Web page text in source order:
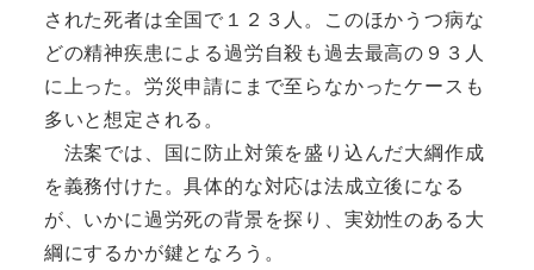
された死者は全国で１２３人。このほかうつ病な
どの精神疾患による過労自殺も過去最高の９３人
に上った。労災申請にまで至らなかったケースも
多いと想定される。
法案では、国に防止対策を盛り込んだ大綱作成
を義務付けた。具体的な対応は法成立後になる
が、いかに過労死の背景を探り、実効性のある大
綱にするかが鍵となろう。